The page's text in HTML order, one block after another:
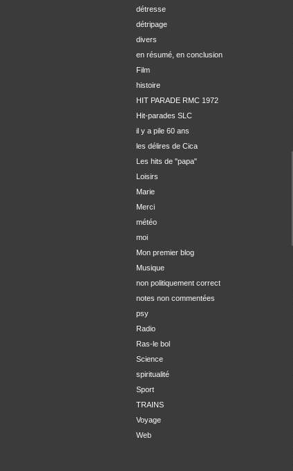
détresse
détripage
divers
en résumé, en conclusion
Film
histoire
HIT PARADE RMC 1972
Hit-parades SLC
il y a pile 60 ans
les délires de Cica
Les hits de "papa"
Loisirs
Marie
Merci
météo
moi
Mon premier blog
Musique
non politiquement correct
notes non commentées
psy
Radio
Ras-le bol
Science
spiritualité
Sport
TRAINS
Voyage
Web